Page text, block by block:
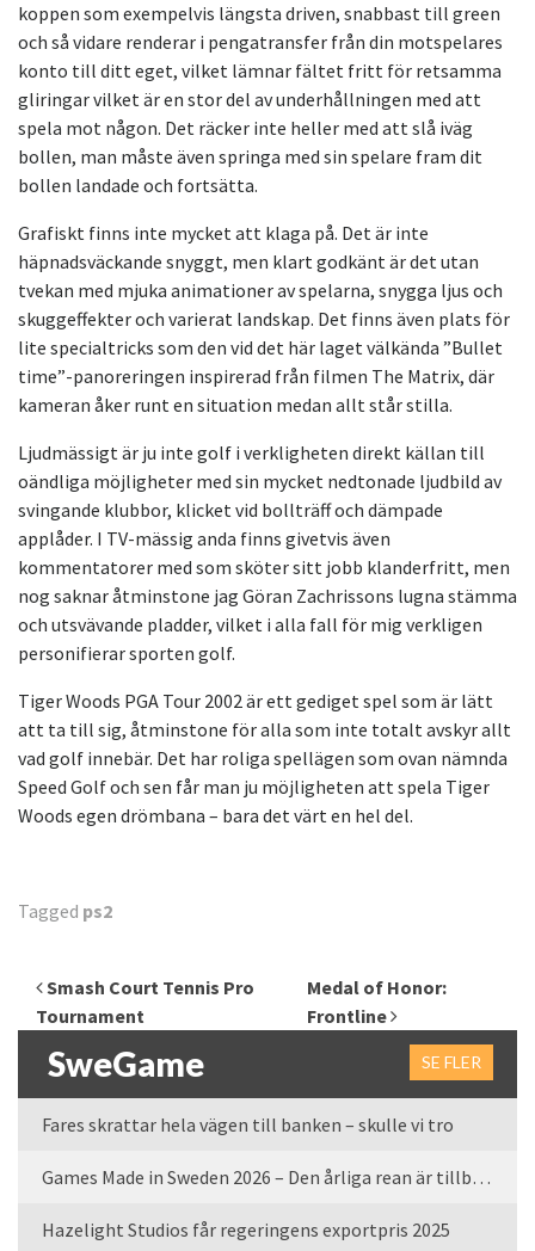
koppen som exempelvis längsta driven, snabbast till green
och så vidare renderar i pengatransfer från din motspelares
konto till ditt eget, vilket lämnar fältet fritt för retsamma
gliringar vilket är en stor del av underhållningen med att
spela mot någon. Det räcker inte heller med att slå iväg
bollen, man måste även springa med sin spelare fram dit
bollen landade och fortsätta.
Grafiskt finns inte mycket att klaga på. Det är inte
häpnadsväckande snyggt, men klart godkänt är det utan
tvekan med mjuka animationer av spelarna, snygga ljus och
skuggeffekter och varierat landskap. Det finns även plats för
lite specialtricks som den vid det här laget välkända ”Bullet
time”-panoreringen inspirerad från filmen The Matrix, där
kameran åker runt en situation medan allt står stilla.
Ljudmässigt är ju inte golf i verkligheten direkt källan till
oändliga möjligheter med sin mycket nedtonade ljudbild av
svingande klubbor, klicket vid bollträff och dämpade
applåder. I TV-mässig anda finns givetvis även
kommentatorer med som sköter sitt jobb klanderfritt, men
nog saknar åtminstone jag Göran Zachrissons lugna stämma
och utsvävande pladder, vilket i alla fall för mig verkligen
personifierar sporten golf.
Tiger Woods PGA Tour 2002 är ett gediget spel som är lätt
att ta till sig, åtminstone för alla som inte totalt avskyr allt
vad golf innebär. Det har roliga spellägen som ovan nämnda
Speed Golf och sen får man ju möjligheten att spela Tiger
Woods egen drömbana – bara det värt en hel del.
Tagged ps2
Inläggsnavigering
Smash Court Tennis Pro
Tournament
Medal of Honor:
Frontline
SweGame SE FLER
Fares skrattar hela vägen till banken – skulle vi tro
Games Made in Sweden 2026 – Den årliga rean är tillbaka
Hazelight Studios får regeringens exportpris 2025